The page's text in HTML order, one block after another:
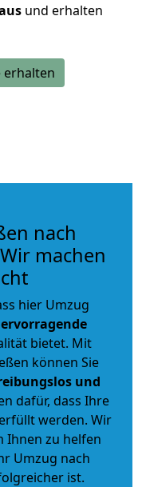
und erhalten
erhalten
nach
machen
hier Umzug
bietet. Mit
können Sie
und
dafür, dass Ihre
werden. Wir
Ihnen zu helfen
Umzug nach
ist.